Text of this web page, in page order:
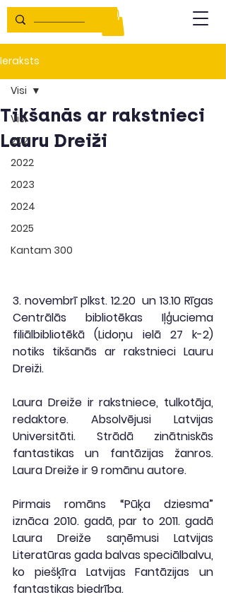
Ieraksts
Visi
2021
2022
2023
2024
2025
Kantam 300
Visi
Tikšanās ar rakstnieci
Lauru Dreiži
3. novembrī plkst. 12.20  un 13.10 Rīgas
Centrālās bibliotēkas Iļģuciema
filiālbibliotēkā (Lidoņu ielā 27 k-2)
notiks tikšanās ar rakstnieci Lauru
Dreiži.
Laura Dreiže ir rakstniece, tulkotāja,
redaktore. Absolvējusi Latvijas
Universitāti. Strādā zinātniskās
fantastikas un fantāzijas žanros.
Laura Dreiže ir 9 romānu autore.
Pirmais romāns “Pūķa dziesma”
iznāca 2010. gadā, par to 2011. gadā
Laura Dreiže saņēmusi Latvijas
Literatūras gada balvas speciālbalvu,
ko piešķīra Latvijas Fantāzijas un
fantastikas biedrība.